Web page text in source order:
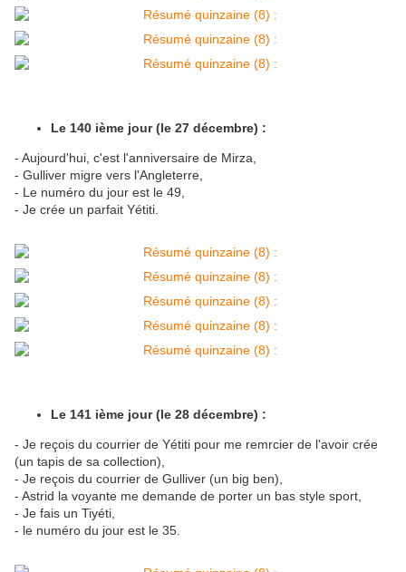
Le 140 ième jour (le 27 décembre) :
- Aujourd'hui, c'est l'anniversaire de Mirza,
- Gulliver migre vers l'Angleterre,
- Le numéro du jour est le 49,
- Je crée un parfait Yétiti.
Le 141 ième jour (le 28 décembre) :
- Je reçois du courrier de Yétiti pour me remrcier de l'avoir crée
(un tapis de sa collection),
- Je reçois du courrier de Gulliver (un big ben),
- Astrid la voyante me demande de porter un bas style sport,
- Je fais un Tiyéti,
- le numéro du jour est le 35.